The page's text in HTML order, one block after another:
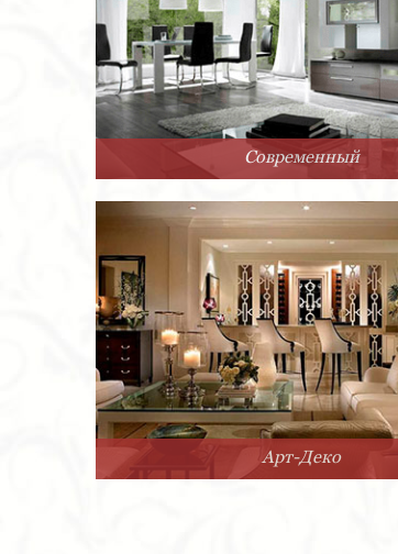
Современный
Арт-Деко